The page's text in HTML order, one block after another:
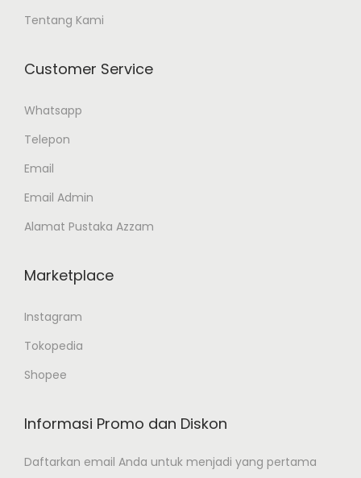
Tentang Kami
Customer Service
Whatsapp
Telepon
Email
Email Admin
Alamat Pustaka Azzam
Marketplace
Instagram
Tokopedia
Shopee
Informasi Promo dan Diskon
Daftarkan email Anda untuk menjadi yang pertama